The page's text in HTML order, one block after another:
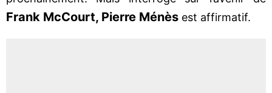
Frank McCourt, Pierre Ménès est affirmatif.